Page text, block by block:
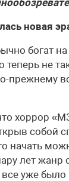
новая
богат
не
прежнему
хоррор
собой
начать
лет жанр
все уже